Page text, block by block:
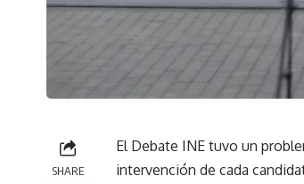
SHARE
El Debate INE tuvo un
intervención de cada